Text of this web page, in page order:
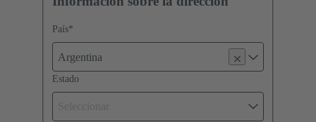
País*
Argentina
Estado